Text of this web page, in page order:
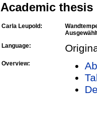
Academic thesis
Carla Leupold:
Language:
Overview: